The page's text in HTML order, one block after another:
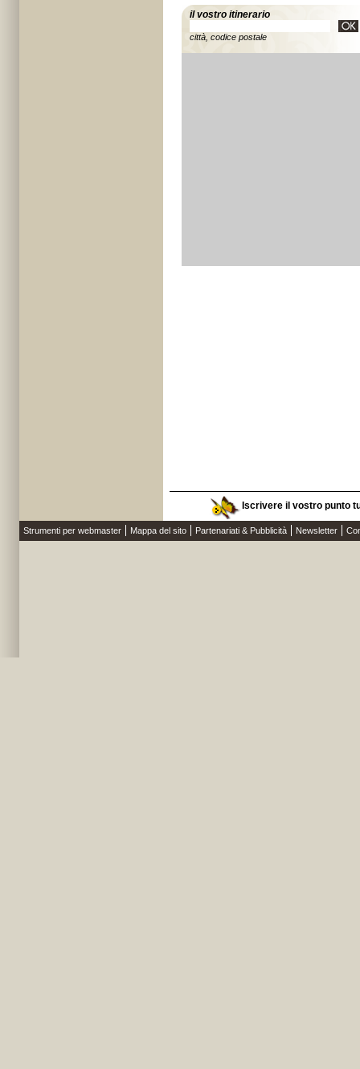
il vostro itinerario
città, codice postale
Iscrivere il vostro punto
Strumenti per webmaster Mappa del sito Partenariati & Pubblicità Newsletter